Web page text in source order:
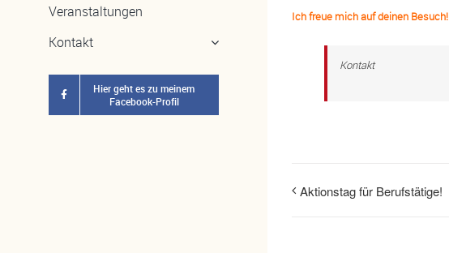
Veranstaltungen
Kontakt
Hier geht es zu meinem
Facebook-Profil
Ich freue mich auf deinen Besuch!
Kontakt
Aktionstag für Berufstätige!